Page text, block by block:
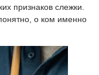
признаков слежки.
о ком именно